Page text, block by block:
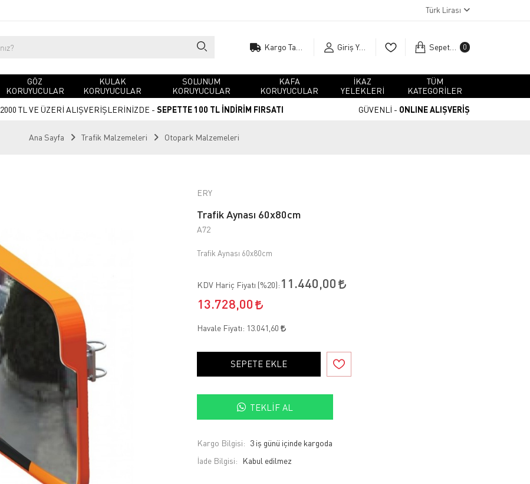
Türk Lirası
Giriş Yap Sepetim 0
GÖZ
KORUYUCULAR
KULAK
KORUYUCULAR
SOLUNUM
KORUYUCULAR
KAFA
KORUYUCULAR
İKAZ
YELEKLERİ
TÜM
KATEGORİLER
2000 TL VE ÜZERİ ALIŞVERİŞLERİNİZDE - SEPETTE 100 TL İNDİRİM FIRSATI GÜVENLİ - ONLINE ALIŞVERİŞ
Ana Sayfa Trafik Malzemeleri Otopark Malzemeleri
ERY
Trafik Aynası 60x80cm
A72
Trafik Aynası 60x80cm
KDV Hariç Fiyatı (%20): 11.440,00
13.728,00
Havale Fiyatı: 13.041,60
SEPETE EKLE
TEKLIF AL
Kargo Bilgisi: 3 iş günü içinde kargoda
İade Bilgisi: